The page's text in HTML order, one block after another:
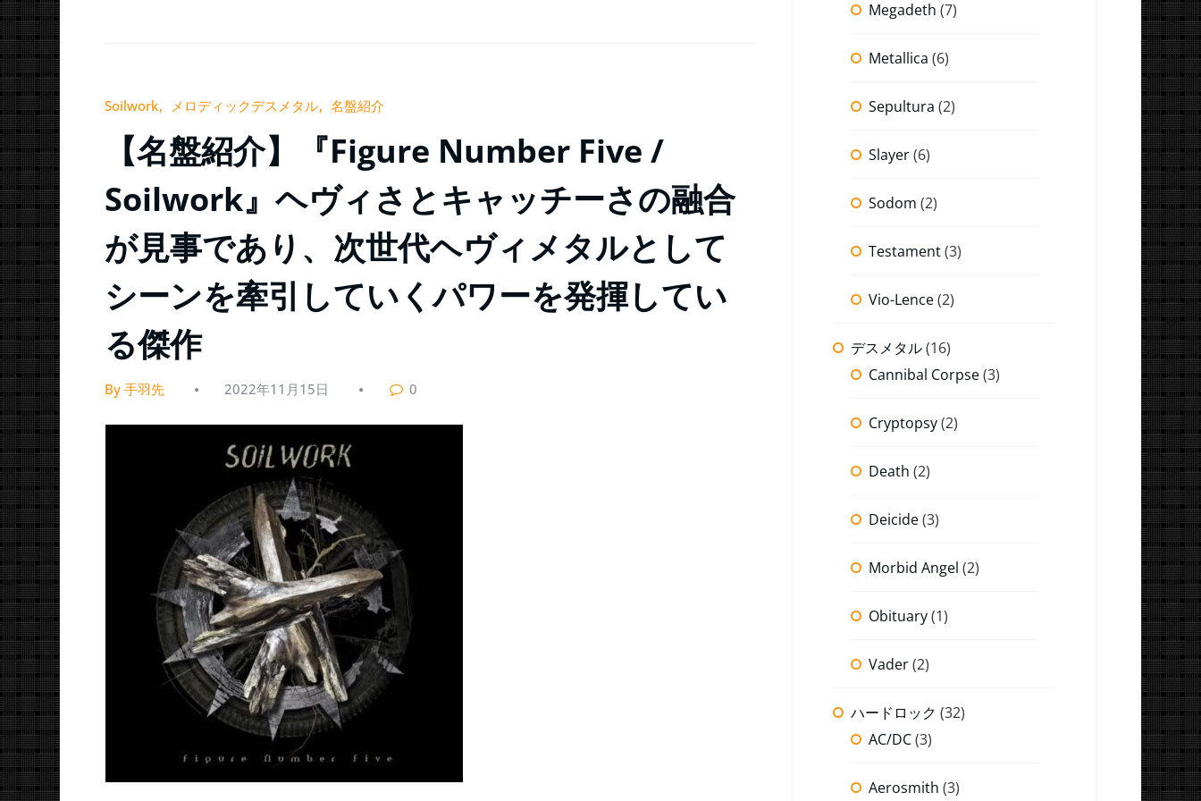
Soilwork メロディックデスメタル 名盤紹介
【名盤紹介】『Figure Number Five /
Soilwork』ヘヴィさとキャッチーさの融合
が見事であり、次世代ヘヴィメタルとして
シーンを牽引していくパワーを発揮してい
る傑作
By 手羽先 2022年11月15日 0
Megadeth (7)
Metallica (6)
Sepultura (2)
Slayer(6)
Sodom (2)
Testament(3)
Vio-Lence(2)
デスメタル(16)
Cannibal Corpse(3)
Cryptopsy(2)
Death (2)
Deicide(3)
Morbid Angel (2)
Obituary(1)
Vader(2)
ハードロック (32)
AC/DC(3)
Aerosmith (3)